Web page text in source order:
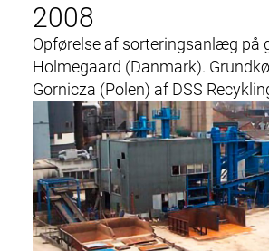
2008
Opførelse af sorteringsanlæg på
Holmegaard (Danmark).
Gornicza (Polen) af DSS